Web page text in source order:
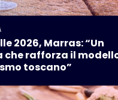
2026, Marras: “Un
che rafforza il
toscano”